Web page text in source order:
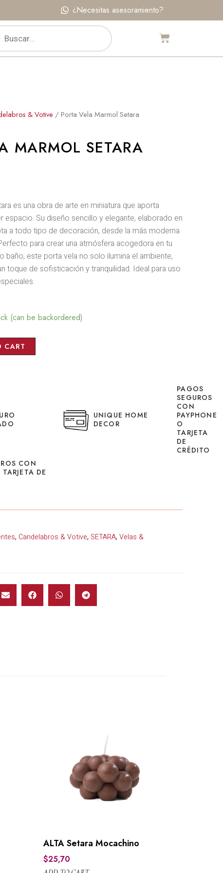
¿Necesitas asesoramiento?
& Votive / Porta Vela Marmol Setara
MARMOL SETARA
es una obra de arte en miniatura que aporta
espacio. Su diseño sencillo y elegante, elaborado en
a todo tipo de decoración, desde la más moderna
para crear una atmósfera acogedora en tu
baño, este porta vela no solo ilumina el ambiente,
toque de sofisticación y tranquilidad. Ideal para uso
(can be backordered)
CART
UNIQUE HOME
DECOR
PAGOS
SEGUROS
CON
PAYPHONE
O
TARJETA
DE
CRÉDITO
CON
DE
, Candelabros & Votive, SETARA, Velas &
ALTA Setara Mocachino
$25,70